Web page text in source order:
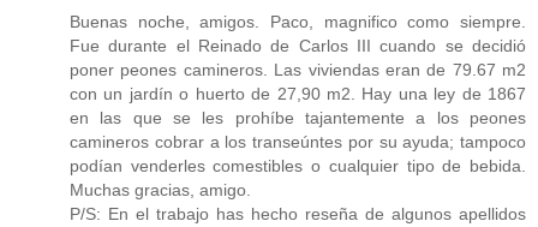
Buenas noche, amigos. Paco, magnifico como siempre.
Fue durante el Reinado de Carlos III cuando se decidió
poner peones camineros. Las viviendas eran de 79.67 m2
con un jardín o huerto de 27,90 m2. Hay una ley de 1867
en las que se les prohíbe tajantemente a los peones
camineros cobrar a los transeúntes por su ayuda; tampoco
podían venderles comestibles o cualquier tipo de bebida.
Muchas gracias, amigo.
P/S: En el trabajo has hecho reseña de algunos apellidos